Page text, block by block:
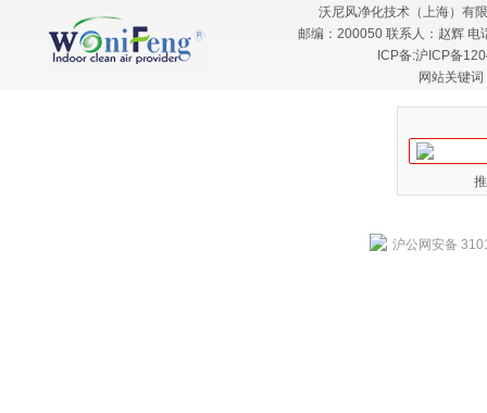
沃尼风净化技术（上海）有
邮编：200050 联系人：赵辉
ICP备:沪ICP备
网站关键
沪公网安备